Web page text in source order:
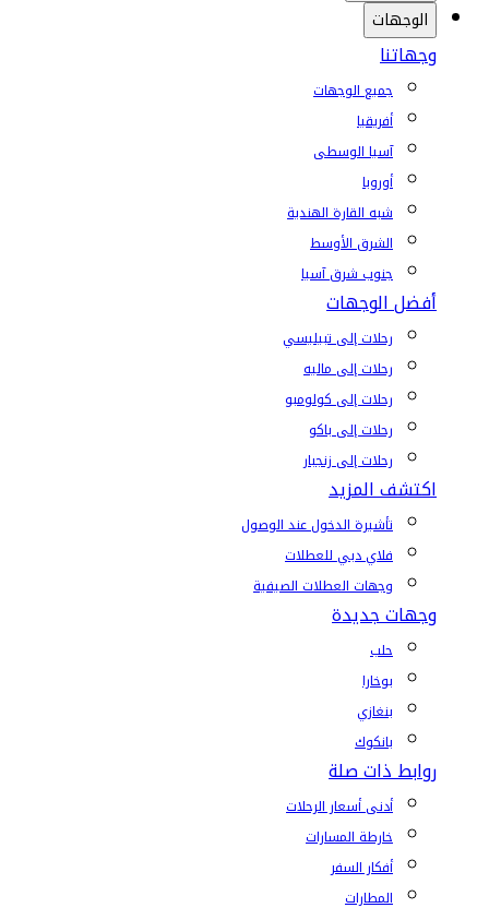
الوجهات
وجهاتنا
جميع الوجهات
أفريقيا
آسيا الوسطى
أوروبا
شبه القارة الهندية
الشرق الأوسط
جنوب شرق آسيا
أفضل الوجهات
رحلات إلى تبيليسي
رحلات إلى ماليه
رحلات إلى كولومبو
رحلات إلى باكو
رحلات إلى زنجبار
اكتشف المزيد
تأشيرة الدخول عند الوصول
فلاي دبي للعطلات
وجهات العطلات الصيفية
وجهات جديدة
حلب
بوخارا
بنغازي
بانكوك
روابط ذات صلة
أدنى أسعار الرحلات
خارطة المسارات
أفكار السفر
المطارات